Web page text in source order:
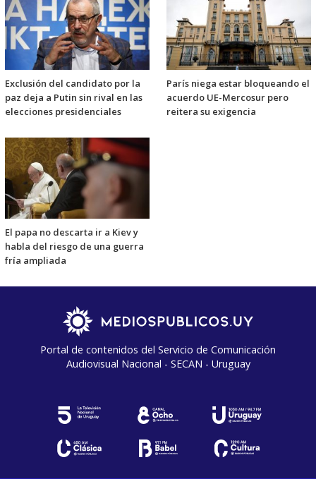
Exclusión del candidato por la
paz deja a Putin sin rival en las
elecciones presidenciales
París niega estar bloqueando el
acuerdo UE-Mercosur pero
reitera su exigencia
El papa no descarta ir a Kiev y
habla del riesgo de una guerra
fría ampliada
Portal de contenidos del Servicio de Comunicación
Audiovisual Nacional - SECAN - Uruguay